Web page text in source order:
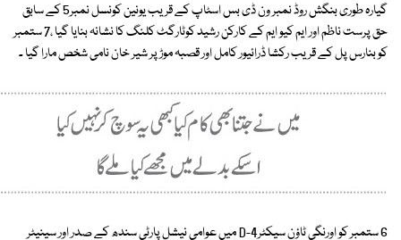
گیارہ طوری بنگش روڈ نمبر ون ڈی بس اسٹاپ کے قریب یونین کونسل نمبر5 کے سابق
حق پرست ناظم اور ایم کیو ایم کے کارکن رشید کوٹارگٹ کلنگ کا نشانہ بنایا گیا ،7 ستمبر
کو بنارس پل کے قریب رکشا ڈرائیور کامل اور قصبہ موڑ پر شیر خان نامی شخص مارا گیا ۔
6 ستمبر کو اورنگی ٹاؤن سیکٹر4-D میں عوامی نیشل پارٹی سندھ کے صدر اور سینیٹر